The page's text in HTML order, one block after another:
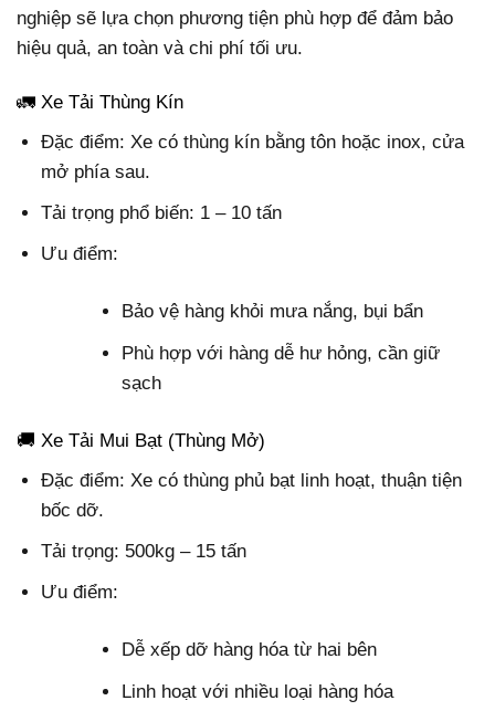
nghiệp sẽ lựa chọn phương tiện phù hợp để đảm bảo
hiệu quả, an toàn và chi phí tối ưu.
🚛 Xe Tải Thùng Kín
Đặc điểm: Xe có thùng kín bằng tôn hoặc inox, cửa
mở phía sau.
Tải trọng phổ biến: 1 – 10 tấn
Ưu điểm:
Bảo vệ hàng khỏi mưa nắng, bụi bẩn
Phù hợp với hàng dễ hư hỏng, cần giữ
sạch
🚚 Xe Tải Mui Bạt (Thùng Mở)
Đặc điểm: Xe có thùng phủ bạt linh hoạt, thuận tiện
bốc dỡ.
Tải trọng: 500kg – 15 tấn
Ưu điểm:
Dễ xếp dỡ hàng hóa từ hai bên
Linh hoạt với nhiều loại hàng hóa